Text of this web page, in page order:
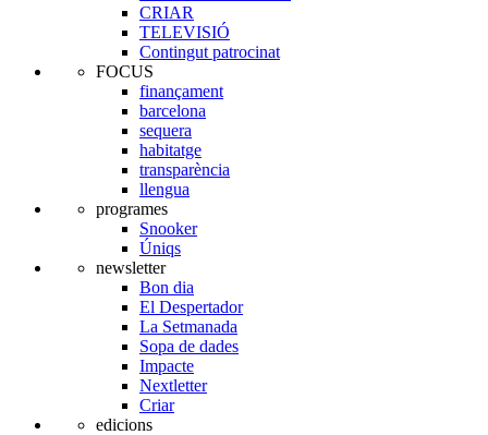
CRIAR
TELEVISIÓ
Contingut patrocinat
FOCUS
finançament
barcelona
sequera
habitatge
transparència
llengua
programes
Snooker
Úniqs
newsletter
Bon dia
El Despertador
La Setmanada
Sopa de dades
Impacte
Nextletter
Criar
edicions